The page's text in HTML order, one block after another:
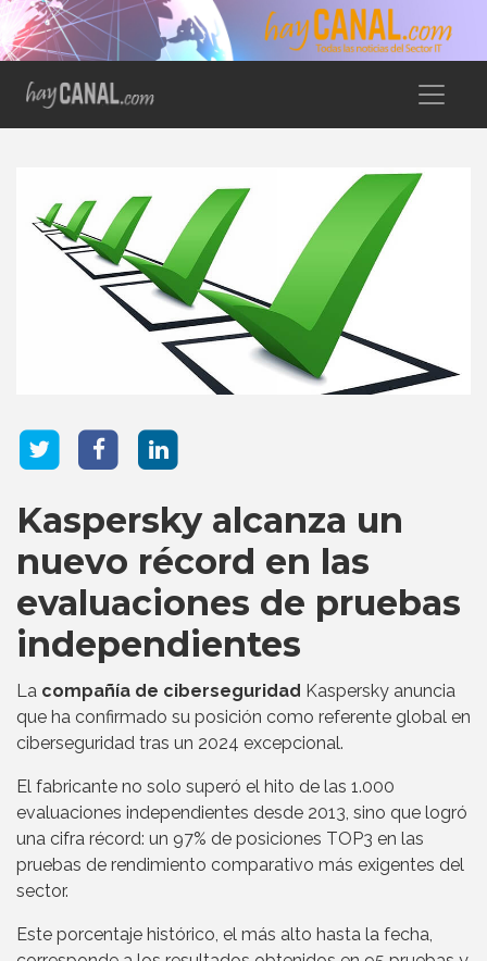
Kaspersky alcanza un
nuevo récord en las
evaluaciones de pruebas
independientes
La compañía de ciberseguridad Kaspersky anuncia
que ha confirmado su posición como referente global en
ciberseguridad tras un 2024 excepcional.
El fabricante no solo superó el hito de las 1.000
evaluaciones independientes desde 2013, sino que logró
una cifra récord: un 97% de posiciones TOP3 en las
pruebas de rendimiento comparativo más exigentes del
sector.
Este porcentaje histórico, el más alto hasta la fecha,